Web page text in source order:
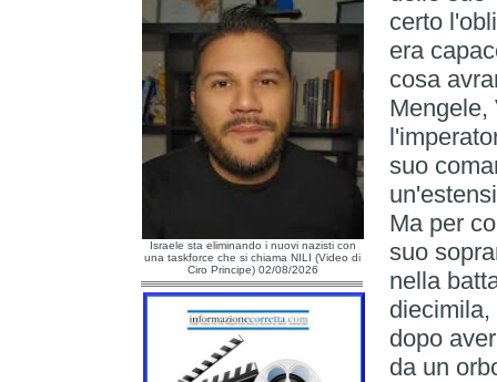
Israele sta eliminando i nuovi nazisti con
una taskforce che si chiama NILI (Video di
Ciro Principe) 02/08/2026
certo
era
cosa
Mengele,
suo
Ma per
suo
nella
dopo
da un